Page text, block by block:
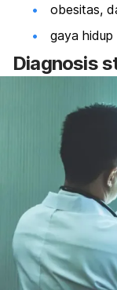
obesitas,
gaya
Diagnosis